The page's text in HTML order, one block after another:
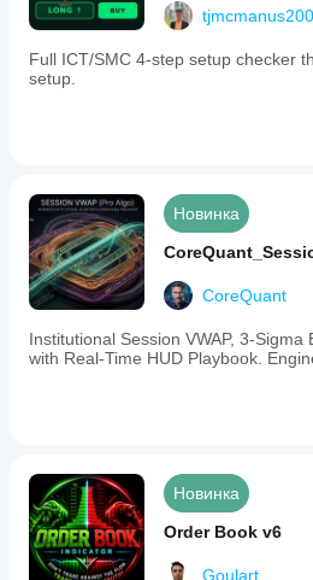
Full ICT/SMC 4-step setup checker
setup.
Новинка
CoreQuant
Institutional Session VWAP, 3-
with Real-Time HUD Playbook.
Новинка
Order Book v6
Goulart